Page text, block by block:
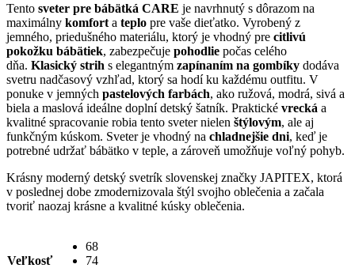
Tento sveter pre bábätká CARE je navrhnutý s dôrazom na
maximálny komfort a teplo pre vaše dieťatko. Vyrobený z
jemného, priedušného materiálu, ktorý je vhodný pre citlivú
pokožku bábätiek, zabezpečuje pohodlie počas celého
dňa. Klasický strih s elegantným zapínaním na gombíky dodáva
svetru nadčasový vzhľad, ktorý sa hodí ku každému outfitu. V
ponuke v jemných pastelových farbách, ako ružová, modrá, sivá a
biela a maslová ideálne doplní detský šatník. Praktické vrecká a
kvalitné spracovanie robia tento sveter nielen štýlovým, ale aj
funkčným kúskom. Sveter je vhodný na chladnejšie dni, keď je
potrebné udržať bábätko v teple, a zároveň umožňuje voľný pohyb.
Krásny moderný detský svetrík slovenskej značky JAPITEX, ktorá
v poslednej dobe zmodernizovala štýl svojho oblečenia a začala
tvoriť naozaj krásne a kvalitné kúsky oblečenia.
Veľkosť
68
74